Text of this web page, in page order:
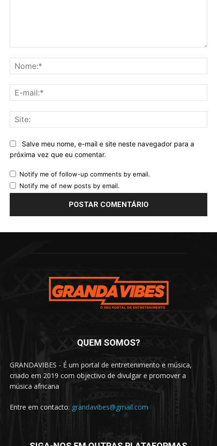
Salve meu nome, e-mail e site neste navegador para a
próxima vez que eu comentar.
Notify me of follow-up comments by email.
Notify me of new posts by email.
QUEM SOMOS?
GRANDAVIBES - É um portal de entretenimento e música,
criado em 2019 com objectivo de divulgar e promover a
música africana
Entre em contacto: grandavibes@gmail.com